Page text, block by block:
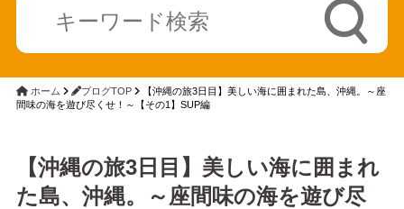
ホーム ブログTOP
【沖縄の旅3日目】美しい海に囲まれた島、沖縄。～座
間味の海を遊び尽くせ！～【その1】SUP編
【沖縄の旅3日目】美しい海に囲まれ
た島、沖縄。～座間味の海を遊び尽